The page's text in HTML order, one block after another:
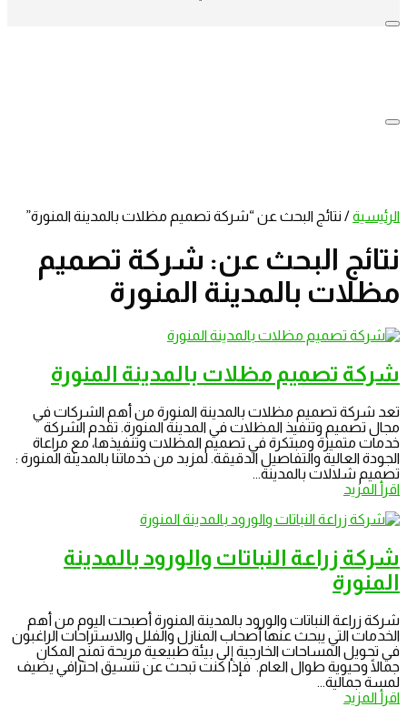
الرئيسية/نتائج البحث عن “شركة تصميم مظلات بالمدينة المنورة”
نتائج البحث عن: شركة تصميم
مظلات بالمدينة المنورة
شركة تصميم مظلات بالمدينة المنورة
تعد شركة تصميم مظلات بالمدينة المنورة من أهم الشركات في
مجال تصميم وتنفيذ المظلات في المدينة المنورة. تقدم الشركة
خدمات متميزة ومبتكرة في تصميم المظلات وتنفيذها، مع مراعاة
الجودة العالية والتفاصيل الدقيقة. لمزبد من خدماتنا بالمدينة المنورة :
تصميم شلالات بالمدينة...
اقرأ المزيد
شركة زراعة النباتات والورود بالمدينة
المنورة
شركة زراعة النباتات والورود بالمدينة المنورة أصبحت اليوم من أهم
الخدمات التي يبحث عنها أصحاب المنازل والفلل والاستراحات الراغبون
في تحويل المساحات الخارجية إلى بيئة طبيعية مريحة تمنح المكان
جمالًا وحيوية طوال العام. فإذا كنت تبحث عن تنسيق احترافي يضيف
لمسة جمالية...
اقرأ المزيد